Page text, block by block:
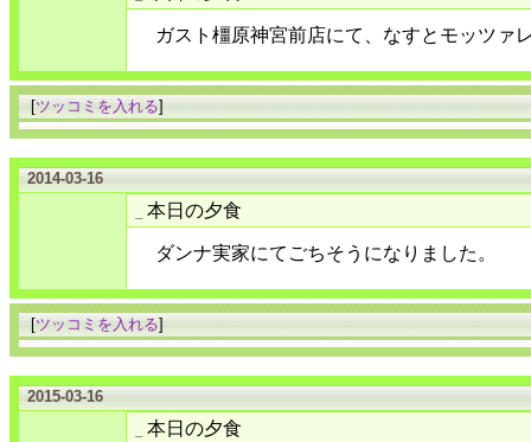
ガスト橿原神宮前店にて、なすとモッツァ
[ツッコミを入れる]
2014-03-16
本日の夕食
ダンナ実家にてごちそうになりました。
[ツッコミを入れる]
2015-03-16
本日の夕食